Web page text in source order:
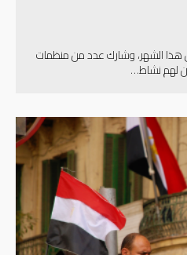
هذا الشهر، وشارك عدد من منظمات
لهم نشاط…